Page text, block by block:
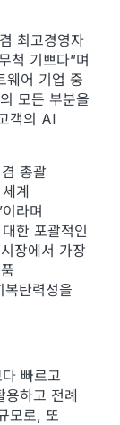
최고경영자
척 기쁘다”며
웨어 기업 중
모든 부분을
객의 AI
총괄
계
라며
한 포괄적인
장에서 가장
탄력성을
빠르고
하고 전례
모로, 또